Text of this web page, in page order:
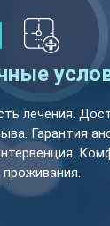
лечения.
Гарантия
проживания.